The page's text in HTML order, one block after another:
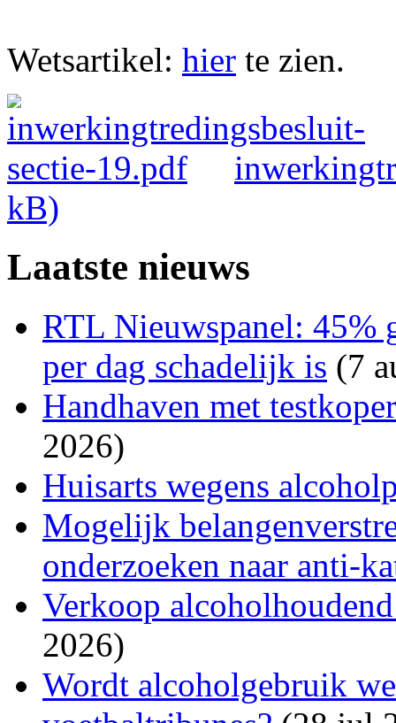
Wetsartikel: hier te zien.
kB)
Laatste nieuws
RTL Nieuwspanel: 45%
per dag schadelijk is (7
Handhaven met
2026)
Huisarts wegens
Mogelijk
onderzoeken naar anti-
Verkoop
2026)
Wordt alcoholgebruik